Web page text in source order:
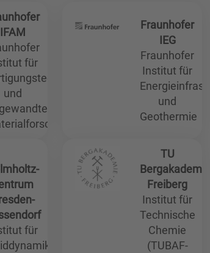
IFAM
für
und
Fraunhofer
IEG
Fraunhofer
Institut für
und
Geothermie
für
TU
Bergakademie
Freiberg
Institut für
Technische
Chemie
(TUBAF-